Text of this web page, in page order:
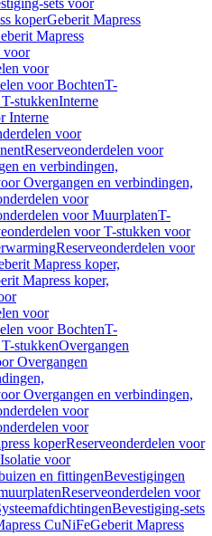
sets voor
koperGeberit Mapress
Mapress
voor
voor
voor BochtenT-
stukkenInterne
Interne
voor
Reserveonderdelen voor
en verbindingen,
Overgangen en verbindingen,
voor
voor MuurplatenT-
voor T-stukken voor
Reserveonderdelen voor
Mapress koper,
Mapress koper,
voor
voor BochtenT-
stukkenOvergangen
Overgangen
Overgangen en verbindingen,
voor
voor
koperReserveonderdelen voor
Isolatie voor
en fittingenBevestigingen
Reserveonderdelen voor
Bevestiging-sets
CuNiFeGeberit Mapress